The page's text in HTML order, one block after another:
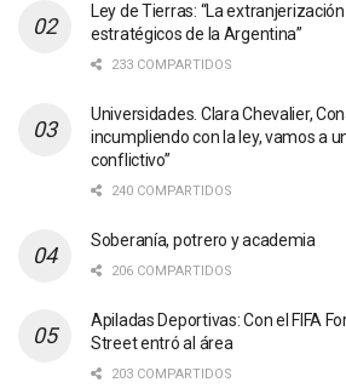
Ley de Tierras: “La
estratégicos de la Argentina”
233 COMPARTIDOS
Universidades. Clara Chevalier,
incumpliendo con la ley, vamos a
conflictivo”
240 COMPARTIDOS
Soberanía, potrero y academia
206 COMPARTIDOS
Apiladas Deportivas: Con el FIFA
Street entró al área
203 COMPARTIDOS